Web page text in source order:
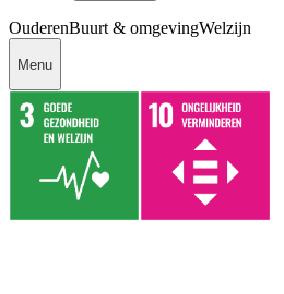
OuderenBuurt & omgevingWelzijn
Menu